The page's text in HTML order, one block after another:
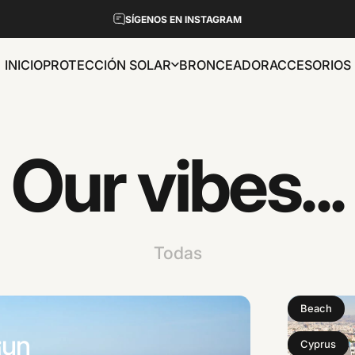
SÍGENOS EN INSTAGRAM
INICIOPROTECCIÓN SOLAR BRONCEADORACCESORIOS
Ourvibes...
Todas
Beach
Cyprus